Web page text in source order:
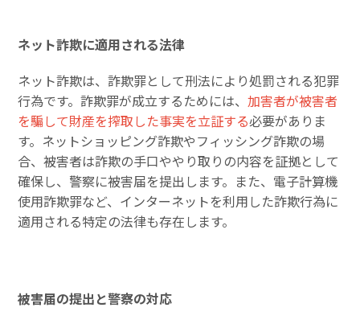
ネット詐欺に適用される法律
ネット詐欺は、詐欺罪として刑法により処罰される犯罪
行為です。詐欺罪が成立するためには、加害者が被害者
を騙して財産を搾取した事実を立証する必要がありま
す。ネットショッピング詐欺やフィッシング詐欺の場
合、被害者は詐欺の手口ややり取りの内容を証拠として
確保し、警察に被害届を提出します。また、電子計算機
使用詐欺罪など、インターネットを利用した詐欺行為に
適用される特定の法律も存在します。
被害届の提出と警察の対応